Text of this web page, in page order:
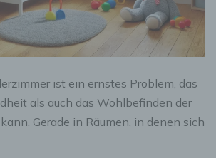
ist ein ernstes Problem, das
als auch das Wohlbefinden der
Gerade in Räumen, in denen sich